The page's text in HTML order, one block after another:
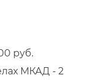
руб.
МКАД - 2